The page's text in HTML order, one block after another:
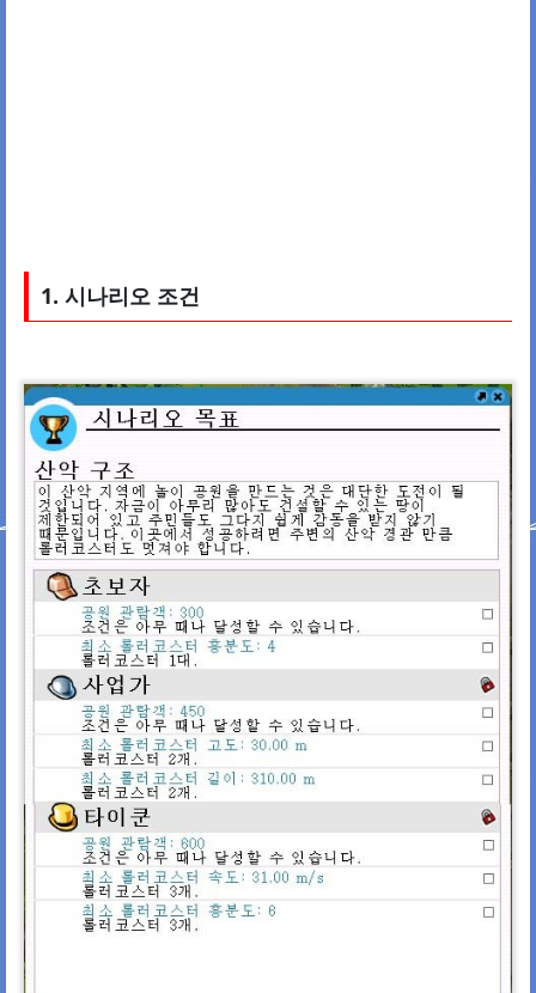
1. 시나리오 조건